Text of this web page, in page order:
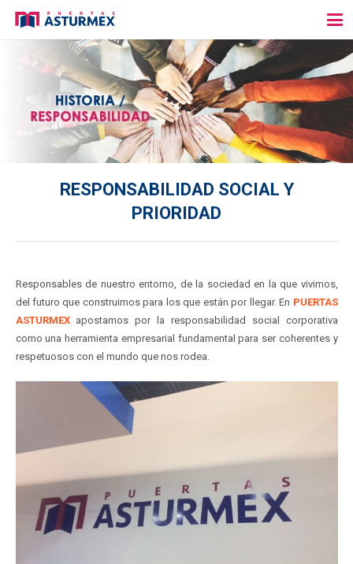
RESPONSABILIDAD SOCIAL Y
PRIORIDAD
Responsables de nuestro entorno, de la sociedad en la que vivimos,
del futuro que construimos para los que están por llegar.En PUERTAS
ASTURMEX apostamos por la responsabilidad social corporativa
como una herramienta empresarial fundamental para ser coherentes y
respetuosos con el mundo que nos rodea.